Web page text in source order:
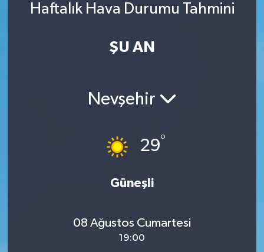
Haftalık Hava Durumu Tahmini
ŞU AN
Nevşehir
29°
Güneşli
08 Ağustos Cumartesi
19:00